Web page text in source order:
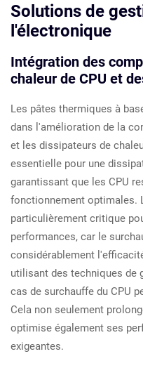
Solutions de
l'électronique
Intégration des
chaleur de CPU et
Les pâtes thermiques à
dans l'amélioration de la
et les dissipateurs de
essentielle pour une
garantissant que les CPU
fonctionnement optimales.
particulièrement critique
performances, car le
considérablement
utilisant des techniques de
cas de surchauffe du CPU
Cela non seulement
optimise également ses
exigeantes.